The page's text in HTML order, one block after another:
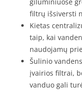
filtrų išsiversti
Kietas
taip, kai
naudojamų
Šulinio
įvairios filtrai,
vanduo gali